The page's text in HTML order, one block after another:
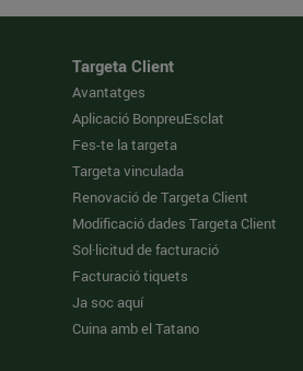
Targeta Client
Avantatges
Aplicació BonpreuEsclat
Fes-te la targeta
Targeta vinculada
Renovació de Targeta Client
Modificació dades Targeta Client
Sol·licitud de facturació
Facturació tiquets
Ja soc aquí
Cuina amb el Tatano